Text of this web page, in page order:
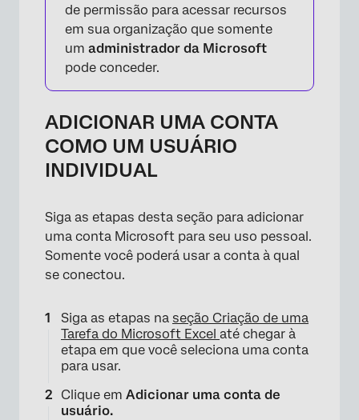
de permissão para acessar recursos
em sua organização que somente
um administrador da Microsoft
pode conceder.
ADICIONAR UMA CONTA
COMO UM USUÁRIO
INDIVIDUAL
Siga as etapas desta seção para adicionar
uma conta Microsoft para seu uso pessoal.
Somente você poderá usar a conta à qual
se conectou.
Siga as etapas na seção Criação de uma
Tarefa do Microsoft Excel até chegar à
etapa em que você seleciona uma conta
para usar.
Clique em Adicionar uma conta de
usuário.